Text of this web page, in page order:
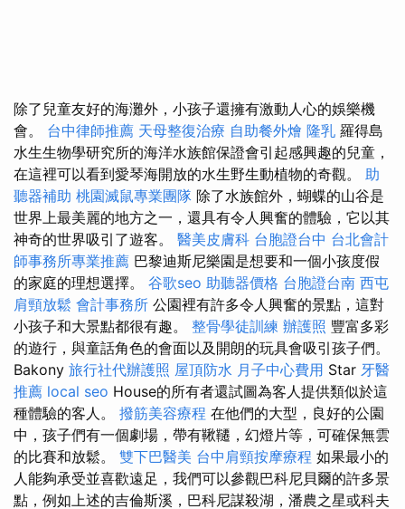
除了兒童友好的海灘外，小孩子還擁有激動人心的娛樂機
會。 台中律師推薦 天母整復治療 自助餐外燴 隆乳 羅得島
水生生物學研究所的海洋水族館保證會引起感興趣的兒童，
在這裡可以看到愛琴海開放的水生野生動植物的奇觀。 助
聽器補助 桃園滅鼠專業團隊 除了水族館外，蝴蝶的山谷是
世界上最美麗的地方之一，還具有令人興奮的體驗，它以其
神奇的世界吸引了遊客。 醫美皮膚科 台胞證台中 台北會計
師事務所專業推薦 巴黎迪斯尼樂園是想要和一個小孩度假
的家庭的理想選擇。 谷歌seo 助聽器價格 台胞證台南 西屯
肩頸放鬆 會計事務所 公園裡有許多令人興奮的景點，這對
小孩子和大景點都很有趣。 整骨學徒訓練 辦護照 豐富多彩
的遊行，與童話角色的會面以及開朗的玩具會吸引孩子們。
Bakony 旅行社代辦護照 屋頂防水 月子中心費用 Star 牙醫
推薦 local seo House的所有者還試圖為客人提供類似於這
種體驗的客人。 撥筋美容療程 在他們的大型，良好的公園
中，孩子們有一個劇場，帶有鞦韆，幻燈片等，可確保無雲
的比賽和放鬆。 雙下巴醫美 台中肩頸按摩療程 如果最小的
人能夠承受並喜歡遠足，我們可以參觀巴科尼貝爾的許多景
點，例如上述的吉倫斯溪，巴科尼謀殺湖，潘農之星或科夫